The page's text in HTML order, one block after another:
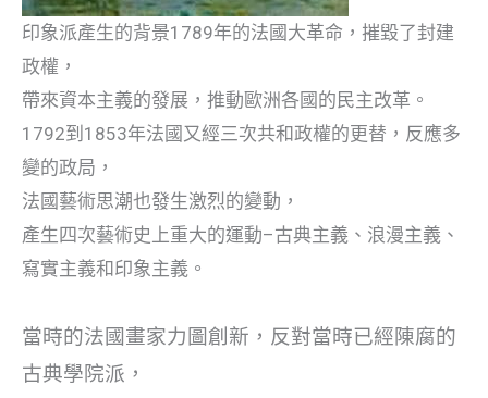
印象派產生的背景1789年的法國大革命，摧毀了封建
政權，
帶來資本主義的發展，推動歐洲各國的民主改革。
1792到1853年法國又經三次共和政權的更替，反應多
變的政局，
法國藝術思潮也發生激烈的變動，
產生四次藝術史上重大的運動–古典主義、浪漫主義、
寫實主義和印象主義。
當時的法國畫家力圖創新，反對當時已經陳腐的
古典學院派，